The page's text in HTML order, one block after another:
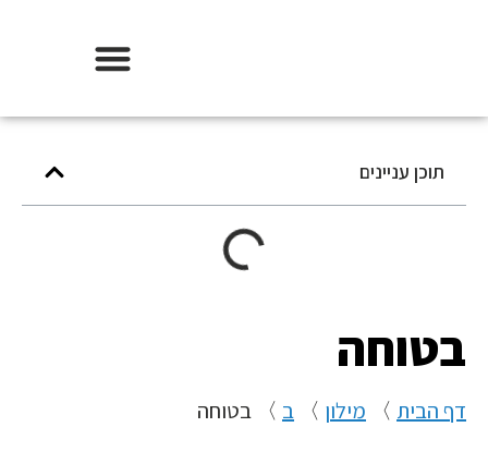
תוכן עניינים
בטוחה
דף הבית 〉 מילון 〉 ב 〉 בטוחה